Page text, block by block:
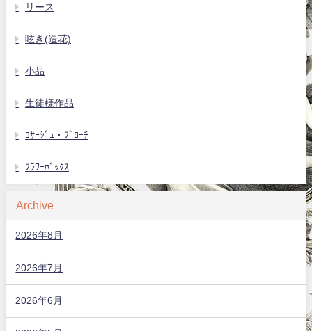
リース
呟き(造花)
小品
生徒様作品
ｺｻｰｼﾞｭ・ﾌﾞﾛｰﾁ
ﾌﾗﾜｰﾎﾞｯｸｽ
Archive
2026年8月
2026年7月
2026年6月